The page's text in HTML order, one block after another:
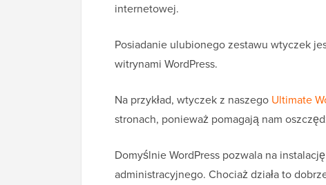
internetowej.
Posiadanie ulubionego zestawu wtyczek
witrynami WordPress.
Na przykład, wtyczek z naszego Ultimate
stronach, ponieważ pomagają nam
Domyślnie WordPress pozwala na
administracyjnego. Chociaż działa to